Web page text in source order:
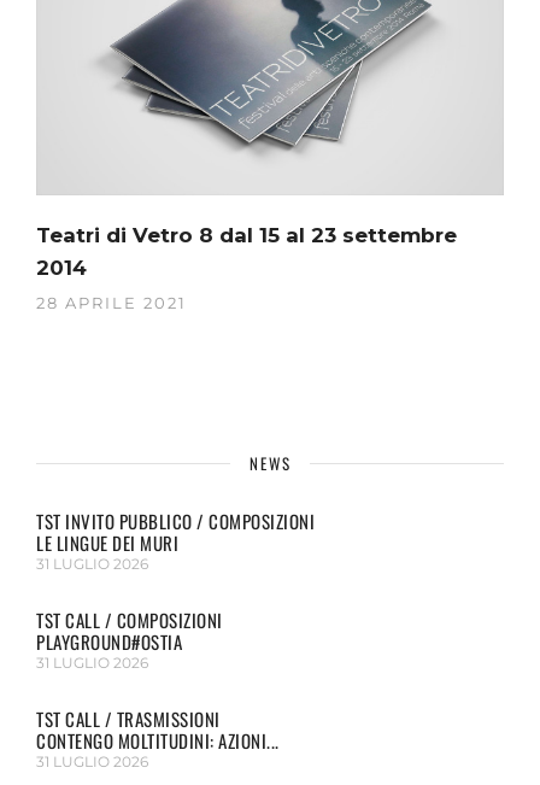
Teatri di Vetro 8 dal 15 al 23 settembre
2014
28 APRILE 2021
NEWS
TST INVITO PUBBLICO / COMPOSIZIONI
LE LINGUE DEI MURI
31 LUGLIO 2026
TST CALL / COMPOSIZIONI
PLAYGROUND#OSTIA
31 LUGLIO 2026
TST CALL / TRASMISSIONI
CONTENGO MOLTITUDINI: AZIONI...
31 LUGLIO 2026